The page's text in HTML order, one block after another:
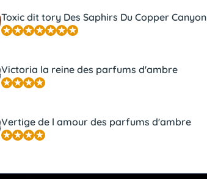
Toxic dit tory Des Saphirs Du Copper Canyon
Victoria la reine des parfums d'ambre
Vertige de l amour des parfums d'ambre